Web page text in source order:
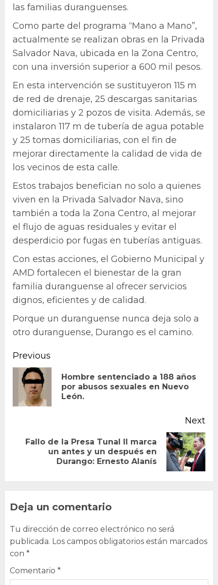
las familias duranguenses.
Como parte del programa “Mano a Mano”,
actualmente se realizan obras en la Privada
Salvador Nava, ubicada en la Zona Centro,
con una inversión superior a 600 mil pesos.
En esta intervención se sustituyeron 115 m
de red de drenaje, 25 descargas sanitarias
domiciliarias y 2 pozos de visita. Además, se
instalaron 117 m de tubería de agua potable
y 25 tomas domiciliarias, con el fin de
mejorar directamente la calidad de vida de
los vecinos de esta calle.
Estos trabajos benefician no solo a quienes
viven en la Privada Salvador Nava, sino
también a toda la Zona Centro, al mejorar
el flujo de aguas residuales y evitar el
desperdicio por fugas en tuberías antiguas.
Con estas acciones, el Gobierno Municipal y
AMD fortalecen el bienestar de la gran
familia duranguense al ofrecer servicios
dignos, eficientes y de calidad.
Porque un duranguense nunca deja solo a
otro duranguense, Durango es el camino.
Continue
Reading
Previous
Hombre sentenciado a 188 años
por abusos sexuales en Nuevo
León.
Next
Fallo de la Presa Tunal II marca
un antes y un después en
Durango: Ernesto Alanís
Deja un comentario
Tu dirección de correo electrónico no será
publicada. Los campos obligatorios están marcados
con *
Comentario *